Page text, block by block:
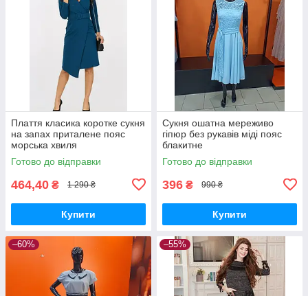
Плаття класика коротке сукня
на запах приталене пояс
морська хвиля
Готово до відправки
464,40 ₴ 1 290 ₴
Купити
Сукня ошатна мереживо
гіпюр без рукавів міді пояс
блакитне
Готово до відправки
396 ₴ 990 ₴
Купити
–60% –55%